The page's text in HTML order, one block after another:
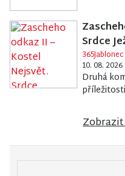
Srdce
365Jablonec
10. 08. 2026
Druhá